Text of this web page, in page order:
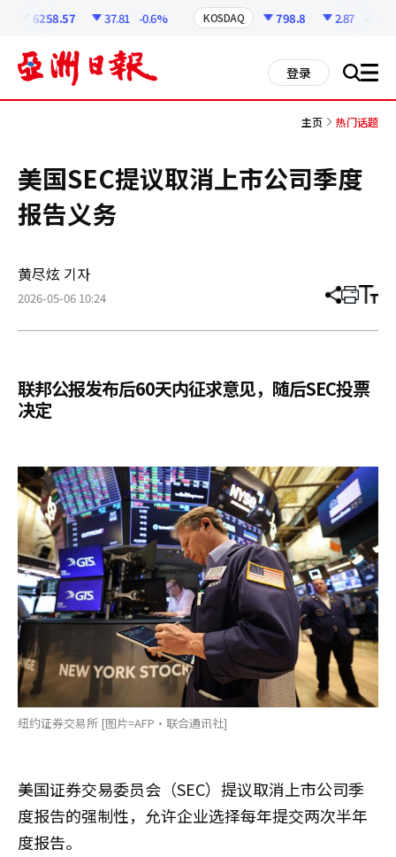
6258.57 37.81 -0.6% KOSDAQ 798.8 2.87 -0.36%
登录 搜 all
主页 热门话题
美国SEC提议取消上市公司季度
报告义务
黄尽炫 기자
2026-05-06 10:24 分
章
打 调
小
联邦公报发布后60天内征求意见，随后SEC投票
决定
纽约证券交易所 [图片=AFP·联合通讯社]
美国证券交易委员会（SEC）提议取消上市公司季
度报告的强制性，允许企业选择每年提交两次半年
度报告。